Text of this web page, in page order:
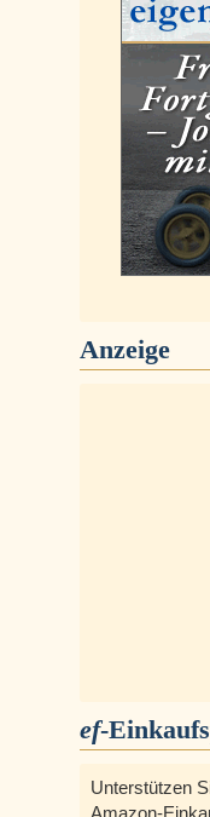
Anzeige
ef-
Unterstützen
Amazon-